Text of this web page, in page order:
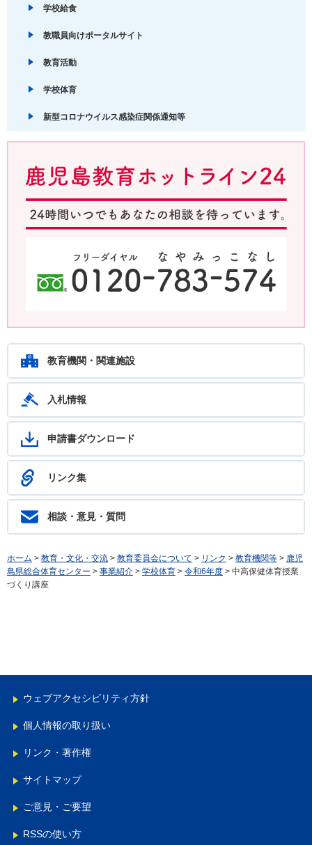
学校給食
教職員向けポータルサイト
教育活動
学校体育
新型コロナウイルス感染症関係通知等
鹿児島教育ホットライン24 24時間いつでもあなたの相談を待ってい
ます。フリーダイヤル：0120-783-574
教育機関・関連施設
入札情報
申請書ダウンロード
リンク集
相談・意見・質問
ホーム > 教育・文化・交流 > 教育委員会について > リンク > 教育機関等 > 鹿児
島県総合体育センター > 事業紹介 > 学校体育 > 令和6年度 > 中高保健体育授業
づくり講座
ウェブアクセシビリティ方針
個人情報の取り扱い
リンク・著作権
サイトマップ
ご意見・ご要望
RSSの使い方